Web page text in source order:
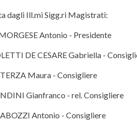
dagli Ill.mi Sigg.ri Magistrati:
Antonio - Presidente
DE CESARE Gabriella -
Maura - Consigliere
Gianfranco - rel. Consigliere
Antonio - Consigliere